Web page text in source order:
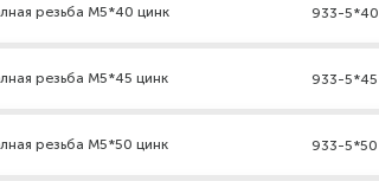
резьба М5*40 цинк 933-5*40
резьба М5*45 цинк 933-5*45
резьба М5*50 цинк 933-5*50